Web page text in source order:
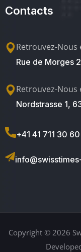
Contacts
Retrouvez-Nous
Rue de Morges
Retrouvez-Nous
Nordstrasse 1,
+41 41 711 30 60
Copyright © 2026